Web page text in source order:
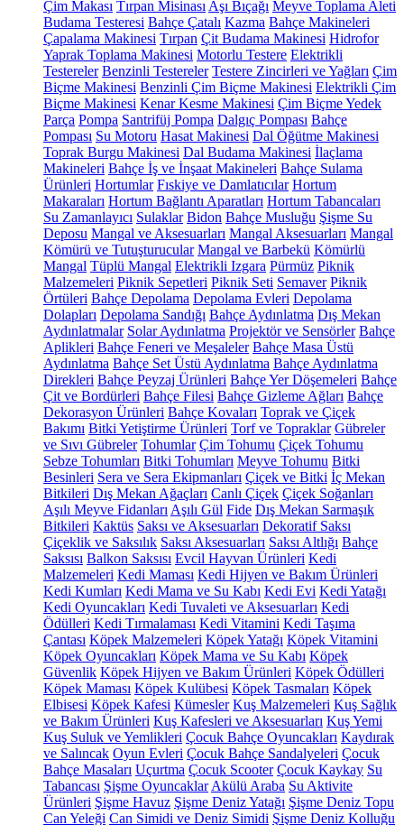
Çim Makası Tırpan Misinası Aşı Bıçağı Meyve Toplama Aleti
Budama Testeresi Bahçe Çatalı Kazma Bahçe Makineleri
Çapalama Makinesi Tırpan Çit Budama Makinesi Hidrofor
Yaprak Toplama Makinesi Motorlu Testere Elektrikli
Testereler Benzinli Testereler Testere Zincirleri ve Yağları Çim
Biçme Makinesi Benzinli Çim Biçme Makinesi Elektrikli Çim
Biçme Makinesi Kenar Kesme Makinesi Çim Biçme Yedek
Parça Pompa Santrifüj Pompa Dalgıç Pompası Bahçe
Pompası Su Motoru Hasat Makinesi Dal Öğütme Makinesi
Toprak Burgu Makinesi Dal Budama Makinesi İlaçlama
Makineleri Bahçe İş ve İnşaat Makineleri Bahçe Sulama
Ürünleri Hortumlar Fıskiye ve Damlatıcılar Hortum
Makaraları Hortum Bağlantı Aparatları Hortum Tabancaları
Su Zamanlayıcı Sulaklar Bidon Bahçe Musluğu Şişme Su
Deposu Mangal ve Aksesuarları Mangal Aksesuarları Mangal
Kömürü ve Tutuşturucular Mangal ve Barbekü Kömürlü
Mangal Tüplü Mangal Elektrikli Izgara Pürmüz Piknik
Malzemeleri Piknik Sepetleri Piknik Seti Semaver Piknik
Örtüleri Bahçe Depolama Depolama Evleri Depolama
Dolapları Depolama Sandığı Bahçe Aydınlatma Dış Mekan
Aydınlatmalar Solar Aydınlatma Projektör ve Sensörler Bahçe
Aplikleri Bahçe Feneri ve Meşaleler Bahçe Masa Üstü
Aydınlatma Bahçe Set Üstü Aydınlatma Bahçe Aydınlatma
Direkleri Bahçe Peyzaj Ürünleri Bahçe Yer Döşemeleri Bahçe
Çit ve Bordürleri Bahçe Filesi Bahçe Gizleme Ağları Bahçe
Dekorasyon Ürünleri Bahçe Kovaları Toprak ve Çiçek
Bakımı Bitki Yetiştirme Ürünleri Torf ve Topraklar Gübreler
ve Sıvı Gübreler Tohumlar Çim Tohumu Çiçek Tohumu
Sebze Tohumları Bitki Tohumları Meyve Tohumu Bitki
Besinleri Sera ve Sera Ekipmanları Çiçek ve Bitki İç Mekan
Bitkileri Dış Mekan Ağaçları Canlı Çiçek Çiçek Soğanları
Aşılı Meyve Fidanları Aşılı Gül Fide Dış Mekan Sarmaşık
Bitkileri Kaktüs Saksı ve Aksesuarları Dekoratif Saksı
Çiçeklik ve Saksılık Saksı Aksesuarları Saksı Altlığı Bahçe
Saksısı Balkon Saksısı Evcil Hayvan Ürünleri Kedi
Malzemeleri Kedi Maması Kedi Hijyen ve Bakım Ürünleri
Kedi Kumları Kedi Mama ve Su Kabı Kedi Evi Kedi Yatağı
Kedi Oyuncakları Kedi Tuvaleti ve Aksesuarları Kedi
Ödülleri Kedi Tırmalaması Kedi Vitamini Kedi Taşıma
Çantası Köpek Malzemeleri Köpek Yatağı Köpek Vitamini
Köpek Oyuncakları Köpek Mama ve Su Kabı Köpek
Güvenlik Köpek Hijyen ve Bakım Ürünleri Köpek Ödülleri
Köpek Maması Köpek Kulübesi Köpek Tasmaları Köpek
Elbisesi Köpek Kafesi Kümesler Kuş Malzemeleri Kuş Sağlık
ve Bakım Ürünleri Kuş Kafesleri ve Aksesuarları Kuş Yemi
Kuş Suluk ve Yemlikleri Çocuk Bahçe Oyuncakları Kaydırak
ve Salıncak Oyun Evleri Çocuk Bahçe Sandalyeleri Çocuk
Bahçe Masaları Uçurtma Çocuk Scooter Çocuk Kaykay Su
Tabancası Şişme Oyuncaklar Akülü Araba Su Aktivite
Ürünleri Şişme Havuz Şişme Deniz Yatağı Şişme Deniz Topu
Can Yeleği Can Simidi ve Deniz Simidi Şişme Deniz Kolluğu